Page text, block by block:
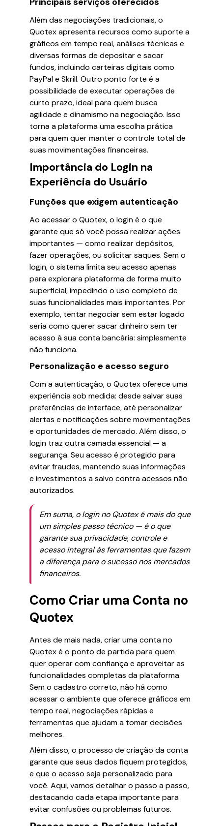
Além das negociações tradicionais, o
Quotex apresenta recursos como suporte a
gráficos em tempo real, análises técnicas e
diversas formas de depositar e sacar
fundos, incluindo carteiras digitais como
PayPal e Skrill. Outro ponto forte é a
possibilidade de executar operações de
curto prazo, ideal para quem busca
agilidade e dinamismo na negociação. Isso
torna a plataforma uma escolha prática
para quem quer manter o controle total de
suas movimentações financeiras.
Importância do Login na
Experiência do Usuário
Funções que exigem autenticação
Ao acessar o Quotex, o login é o que
garante que só você possa realizar ações
importantes — como realizar depósitos,
fazer operações, ou solicitar saques. Sem o
login, o sistema limita seu acesso apenas
para explorara plataforma de forma muito
superficial, impedindo o uso completo de
suas funcionalidades mais importantes. Por
exemplo, tentar negociar sem estar logado
seria como querer sacar dinheiro sem ter
acesso à sua conta bancária: simplesmente
não funciona.
Personalização e acesso seguro
Com a autenticação, o Quotex oferece uma
experiência sob medida: desde salvar suas
preferências de interface, até personalizar
alertas e notificações sobre movimentações
e oportunidades de mercado. Além disso, o
login traz outra camada essencial — a
segurança. Seu acesso é protegido para
evitar fraudes, mantendo suas informações
e investimentos a salvo contra acessos não
autorizados.
Em suma, o login no Quotex é mais do que
um simples passo técnico — é o que
garante sua privacidade, controle e
acesso integral às ferramentas que fazem
a diferença para o sucesso nos mercados
financeiros.
Como Criar uma Conta no
Quotex
Antes de mais nada, criar uma conta no
Quotex é o ponto de partida para quem
quer operar com confiança e aproveitar as
funcionalidades completas da plataforma.
Sem o cadastro correto, não há como
acessar o ambiente que oferece gráficos em
tempo real, negociações rápidas e
ferramentas que ajudam a tomar decisões
melhores.
Além disso, o processo de criação da conta
garante que seus dados fiquem protegidos,
e que o acesso seja personalizado para
você. Aqui, vamos detalhar o passo a passo,
destacando cada etapa importante para
evitar confusões ou problemas futuros.